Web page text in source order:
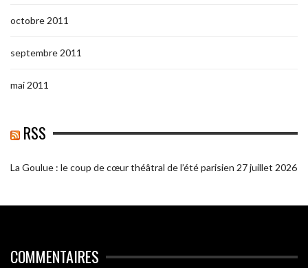
octobre 2011
septembre 2011
mai 2011
RSS
La Goulue : le coup de cœur théâtral de l’été parisien 27 juillet 2026
COMMENTAIRES